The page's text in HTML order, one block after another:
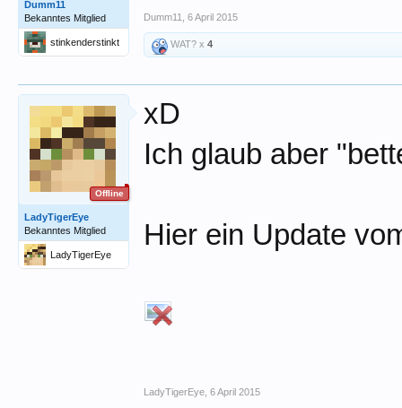
Dumm11
Bekanntes Mitglied
stinkenderstinkt
Dumm11 6 April 2015
WAT? x 4
Offline
LadyTigerEye
Bekanntes Mitglied
LadyTigerEye
xD
Ich glaub aber
Hier ein Update
LadyTigerEye 6 April 2015